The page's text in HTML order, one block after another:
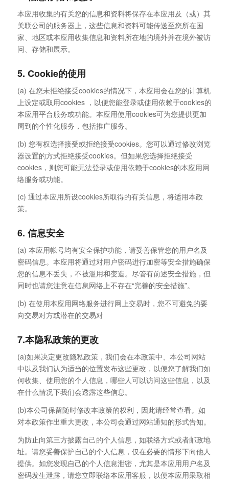
本应用收集的有关您的信息和资料将保存在本应用及（或）其
关联公司的服务器上，这些信息和资料可能传送至您所在国
家、地区或本应用收集信息和资料所在地的境外并在境外被访
问、存储和展示。
5. Cookie的使用
(a) 在您未拒绝接受cookies的情况下，本应用会在您的计算机
上设定或取用cookies ，以便您能登录或使用依赖于cookies的
本应用平台服务或功能。本应用使用cookies可为您提供更加
周到的个性化服务，包括推广服务。
(b) 您有权选择接受或拒绝接受cookies。您可以通过修改浏览
器设置的方式拒绝接受cookies。但如果您选择拒绝接受
cookies，则您可能无法登录或使用依赖于cookies的本应用网
络服务或功能。
(c) 通过本应用所设cookies所取得的有关信息，将适用本政
策。
6. 信息安全
(a) 本应用帐号均有安全保护功能，请妥善保管您的用户名及
密码信息。本应用将通过对用户密码进行加密等安全措施确保
您的信息不丢失，不被滥用和变造。尽管有前述安全措施，但
同时也请您注意在信息网络上不存在“完善的安全措施”。
(b) 在使用本应用网络服务进行网上交易时，您不可避免的要
向交易对方或潜在的交易对
7.本隐私政策的更改
(a)如果决定更改隐私政策，我们会在本政策中、本公司网站
中以及我们认为适当的位置发布这些更改，以便您了解我们如
何收集、使用您的个人信息，哪些人可以访问这些信息，以及
在什么情况下我们会透露这些信息。
(b)本公司保留随时修改本政策的权利，因此请经常查看。如
对本政策作出重大更改，本公司会通过网站通知的形式告知。
为防止向第三方披露自己的个人信息，如联络方式或者邮政地
址。请您妥善保护自己的个人信息，仅在必要的情形下向他人
提供。如您发现自己的个人信息泄密，尤其是本应用用户名及
密码发生泄露，请您立即联络本应用客服，以便本应用采取相